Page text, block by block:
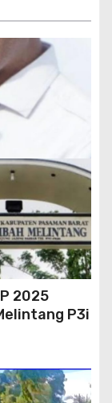
2025
P3i